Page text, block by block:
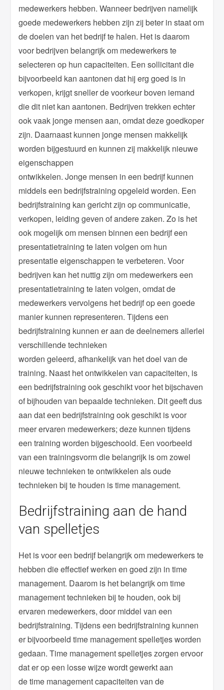
medewerkers hebben. Wanneer bedrijven namelijk
goede medewerkers hebben zijn zij beter in staat om
de doelen van het bedrijf te halen. Het is daarom
voor bedrijven belangrijk om medewerkers te
selecteren op hun capaciteiten. Een sollicitant die
bijvoorbeeld kan aantonen dat hij erg goed is in
verkopen, krijgt sneller de voorkeur boven iemand
die dit niet kan aantonen. Bedrijven trekken echter
ook vaak jonge mensen aan, omdat deze goedkoper
zijn. Daarnaast kunnen jonge mensen makkelijk
worden bijgestuurd en kunnen zij makkelijk nieuwe
eigenschappen
ontwikkelen. Jonge mensen in een bedrijf kunnen
middels een bedrijfstraining opgeleid worden. Een
bedrijfstraining kan gericht zijn op communicatie,
verkopen, leiding geven of andere zaken. Zo is het
ook mogelijk om mensen binnen een bedrijf een
presentatietraining te laten volgen om hun
presentatie eigenschappen te verbeteren. Voor
bedrijven kan het nuttig zijn om medewerkers een
presentatietraining te laten volgen, omdat de
medewerkers vervolgens het bedrijf op een goede
manier kunnen representeren. Tijdens een
bedrijfstraining kunnen er aan de deelnemers allerlei
verschillende technieken
worden geleerd, afhankelijk van het doel van de
training. Naast het ontwikkelen van capaciteiten, is
een bedrijfstraining ook geschikt voor het bijschaven
of bijhouden van bepaalde technieken. Dit geeft dus
aan dat een bedrijfstraining ook geschikt is voor
meer ervaren medewerkers; deze kunnen tijdens
een training worden bijgeschoold. Een voorbeeld
van een trainingsvorm die belangrijk is om zowel
nieuwe technieken te ontwikkelen als oude
technieken bij te houden is time management.
Bedrijfstraining aan de hand
van spelletjes
Het is voor een bedrijf belangrijk om medewerkers te
hebben die effectief werken en goed zijn in time
management. Daarom is het belangrijk om time
management technieken bij te houden, ook bij
ervaren medewerkers, door middel van een
bedrijfstraining. Tijdens een bedrijfstraining kunnen
er bijvoorbeeld time management spelletjes worden
gedaan. Time management spelletjes zorgen ervoor
dat er op een losse wijze wordt gewerkt aan
de time management capaciteiten van de